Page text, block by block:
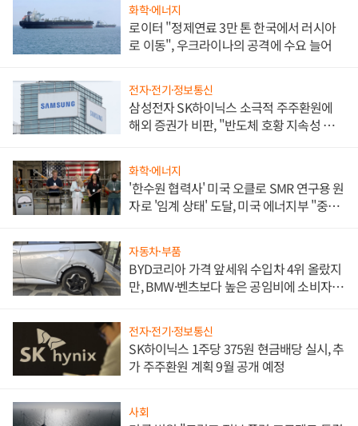
화학·에너지
로이터 "정제연료 3만 톤 한국에서 러시아
로 이동", 우크라이나의 공격에 수요 늘어
전자·전기·정보통신
삼성전자 SK하이닉스 소극적 주주환원에
해외 증권가 비판, "반도체 호황 지속성 의
화학·에너지
'한수원 협력사' 미국 오클로 SMR 연구용 원
자로 '임계 상태' 도달, 미국 에너지부 "중요
자동차·부품
BYD코리아 가격 앞세워 수입차 4위 올랐지
만, BMW·벤츠보다 높은 공임비에 소비자
전자·전기·정보통신
SK하이닉스 1주당 375원 현금배당 실시, 추
가 주주환원 계획 9월 공개 예정
사회